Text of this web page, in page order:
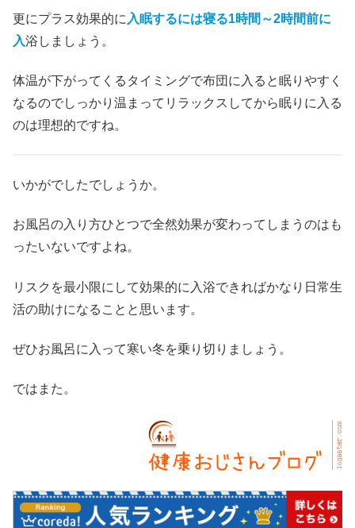
更にプラス効果的に 入眠するには寝る1時間～2時間前に
入浴しましょう。
体温が下がってくるタイミングで布団に入ると眠りやすく
なるのでしっかり温まってリラックスしてから眠りに入る
のは理想的ですね。
いかがでしたでしょうか。
お風呂の入り方ひとつで全然効果が変わってしまうのはも
ったいないですよね。
リスクを最小限にして効果的に入浴できればかなり日常生
活の助けになることと思います。
ぜひお風呂に入って寒い冬を乗り切りましょう。
ではまた。